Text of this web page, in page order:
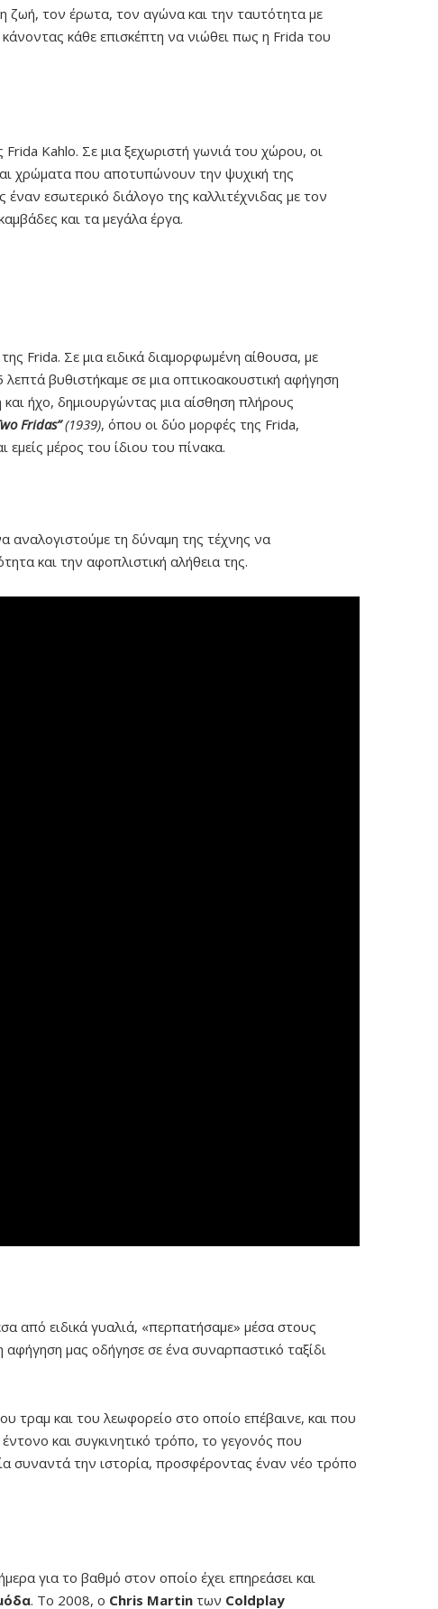
ζωή, τον έρωτα, τον αγώνα και την ταυτότητα με
κάθε επισκέπτη να νιώθει πως η Frida του
Kahlo. Σε μια ξεχωριστή γωνιά του χώρου, οι
χρώματα που αποτυπώνουν την ψυχική της
εσωτερικό διάλογο της καλλιτέχνιδας με τον
και τα μεγάλα έργα.
Frida. Σε μια ειδικά διαμορφωμένη αίθουσα, με
βυθιστήκαμε σε μια οπτικοακουστική αφήγηση
ήχο, δημιουργώντας μια αίσθηση πλήρους
Fridas”(1939), όπου οι δύο μορφές της Frida,
μέρος του ίδιου του πίνακα.
αναλογιστούμε τη δύναμη της τέχνης να
και την αφοπλιστική αλήθεια της.
από ειδικά γυαλιά, «περπατήσαμε» μέσα στους
μας οδήγησε σε ένα συναρπαστικό ταξίδι
τραμ και του λεωφορείο στο οποίο επέβαινε, και που
και συγκινητικό τρόπο, το γεγονός που
συναντά την ιστορία, προσφέροντας έναν νέο τρόπο
για το βαθμό στον οποίο έχει επηρεάσει και
. Το 2008, ο Chris Martin των Coldplay